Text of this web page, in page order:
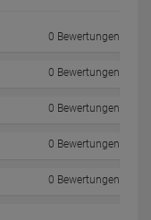
0 Bewertungen
0 Bewertungen
0 Bewertungen
0 Bewertungen
0 Bewertungen